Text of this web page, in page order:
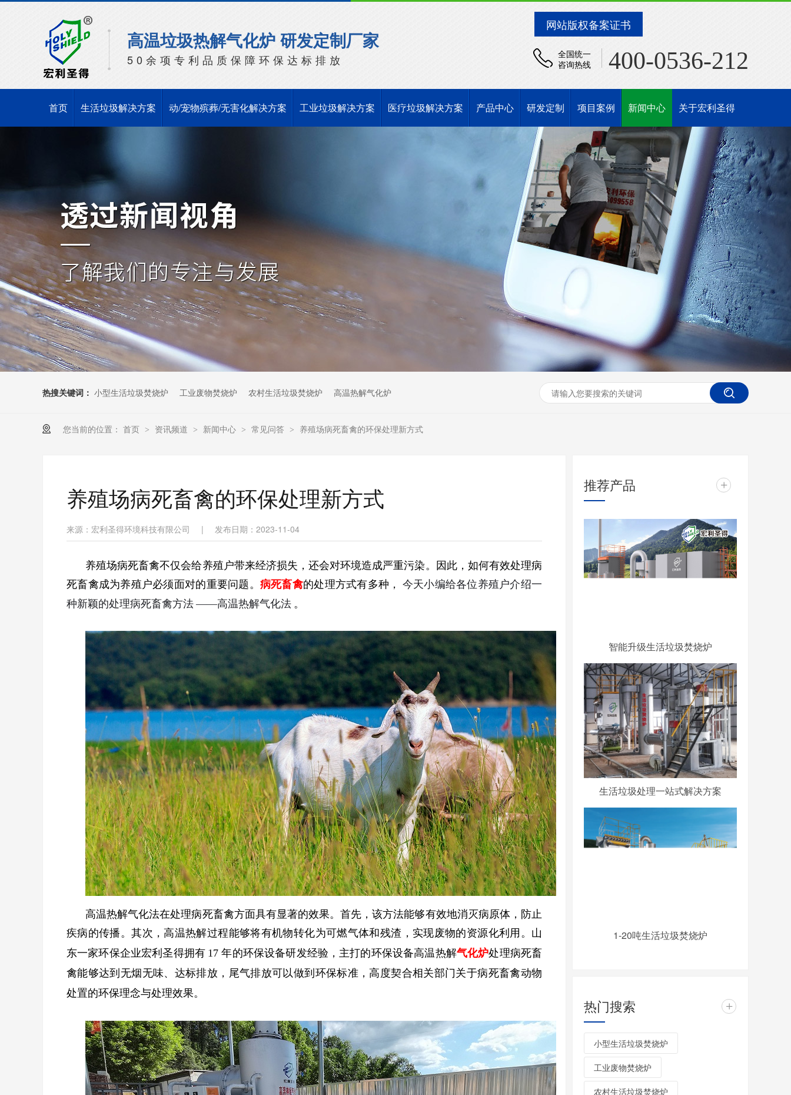
网站版权备案证书
高温垃圾热解气化炉 研发定制厂家
50余项专利品质保障环保达标排放
全国统一
咨询热线
400-0536-212
首页 生活垃圾解决方案 动/宠物殡葬/无害化解决方案 工业垃圾解决方案 医疗垃圾解决方案 产品中心 研发定制 项目案例 新闻中心 关于宏利圣得
热搜关键词： 小型生活垃圾焚烧炉 工业废物焚烧炉 农村生活垃圾焚烧炉 高温热解气化炉
您当前的位置： 首页 > 资讯频道 > 新闻中心 > 常见问答 > 养殖场病死畜禽的环保处理新方式
养殖场病死畜禽的环保处理新方式
来源：宏利圣得环境科技有限公司 | 发布日期：2023-11-04
养殖场病死畜禽不仅会给养殖户带来经济损失，还会对环境造成严重污染。因此，如何有效处理病
死畜禽成为养殖户必须面对的重要问题。 病死畜禽的处理方式有多种， 今天小编给各位养殖户介绍一
种新颖的处理病死畜禽方法 ——高温热解气化法 。
高温热解气化法在处理病死畜禽方面具有显著的效果。首先，该方法能够有效地消灭病原体，防止
疾病的传播。其次，高温热解过程能够将有机物转化为可燃气体和残渣，实现废物的资源化利用。 山
东一家环保企业宏利圣得拥有 17年的环保设备研发经验，主打的环保设备高温热解气化炉处理病死畜
禽能够达到无烟无味、达标排放，尾气排放可以做到环保标准，高度契合相关部门关于病死畜禽动物
处置的环保理念与处理效果。
推荐产品 +
智能升级生活垃圾焚烧炉
生活垃圾处理一站式解决方案
1-20吨生活垃圾焚烧炉
热门搜索 +
小型生活垃圾焚烧炉
工业废物焚烧炉
农村生活垃圾焚烧炉